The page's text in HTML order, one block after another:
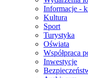
Informacje -
Kultura
Sport
Turystyka
Oświata
Współpraca
Inwestycje